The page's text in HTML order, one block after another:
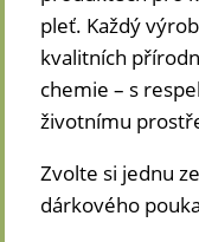
pleť. Každý
kvalitních
chemie – s
životnímu
Zvolte si jednu
dárkového